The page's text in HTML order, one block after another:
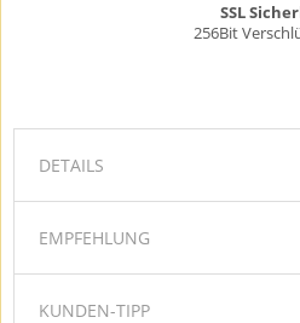
SSL
256Bit
DETAILS
EMPFEHLUNG
KUNDEN-TIPP